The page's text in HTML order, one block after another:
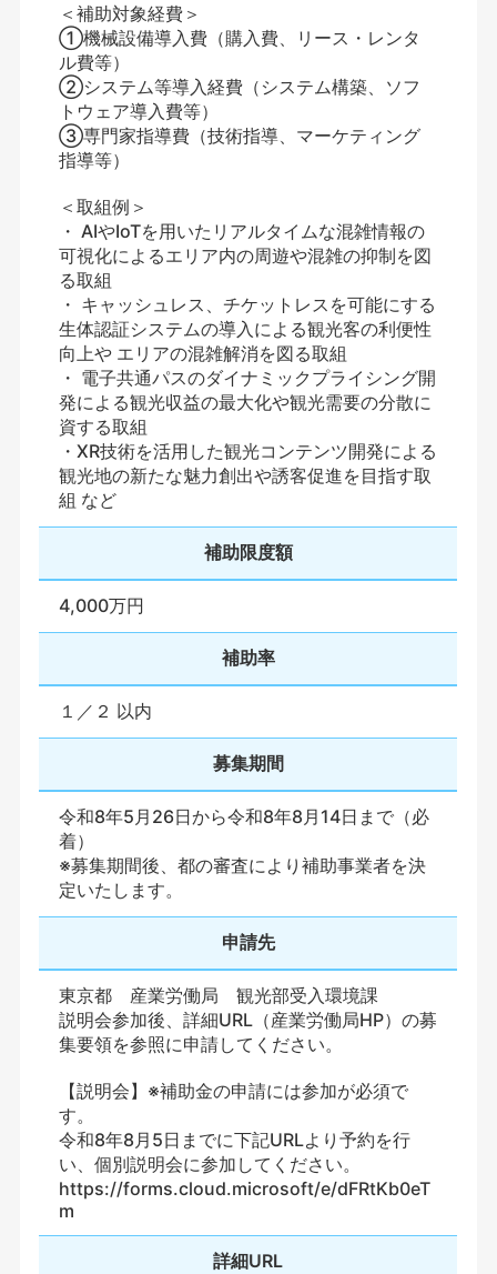
＜補助対象経費＞
①機械設備導入費（購入費、リース・レンタ
ル費等）
②システム等導入経費（システム構築、ソフ
トウェア導入費等）
③専門家指導費（技術指導、マーケティング
指導等）
＜取組例＞
・ AIやIoTを用いたリアルタイムな混雑情報の
可視化によるエリア内の周遊や混雑の抑制を図
る取組
・ キャッシュレス、チケットレスを可能にする
生体認証システムの導入による観光客の利便性
向上や エリアの混雑解消を図る取組
・ 電子共通パスのダイナミックプライシング開
発による観光収益の最大化や観光需要の分散に
資する取組
・XR技術を活用した観光コンテンツ開発による
観光地の新たな魅力創出や誘客促進を目指す取
組 など
補助限度額
4,000万円
補助率
１／２ 以内
募集期間
令和8年5月26日から令和8年8月14日まで（必
着）
※募集期間後、都の審査により補助事業者を決
定いたします。
申請先
東京都 産業労働局 観光部受入環境課
説明会参加後、詳細URL（産業労働局HP）の募
集要領を参照に申請してください。
【説明会】※補助金の申請には参加が必須で
す。
令和8年8月5日までに下記URLより予約を行
い、個別説明会に参加してください。
https://forms.cloud.microsoft/e/dFRtKb0eT
m
詳細URL